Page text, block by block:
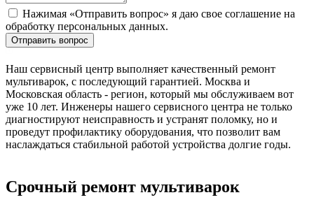
Нажимая «Отправить вопрос» я даю свое соглашение на
обработку персональных данных.
Отправить вопрос
Наш сервисный центр выполняет качественный ремонт
мультиварок, с последующий гарантией. Москва и
Московская область - регион, который мы обслуживаем вот
уже 10 лет. Инженеры нашего сервисного центра не только
диагностируют неисправность и устранят поломку, но и
проведут профилактику оборудования, что позволит вам
наслаждаться стабильной работой устройства долгие годы.
Срочный ремонт мультиварок